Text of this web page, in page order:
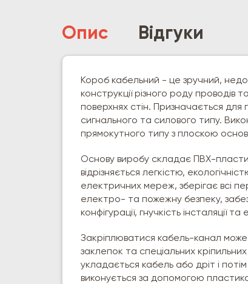
Опис Відгуки
Короб кабельний - це зручний,
конструкції різного роду проводів
поверхнях стін. Призначається
сигнального та силового типу.
прямокутного типу з плоскою
Основу виробу складає ПВХ-
відрізняється легкістю,
електричних мереж, зберігає всі
електро- та пожежну безпеку,
конфігурації, гнучкість інсталяції
Закріплюватися кабель-канал
заклепок та спеціальних
укладається кабель або дріт і
виконується за допомогою